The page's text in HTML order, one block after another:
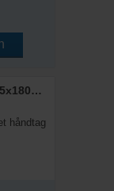
Flisespandeske 125x180mm
håndtag